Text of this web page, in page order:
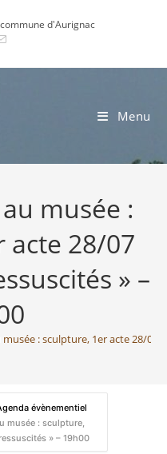
d'Aurignac
Menu
musée :
acte 28/07
» –
: sculpture, 1er acte 28/07
évènementiel
musée : sculpture,
» – 19h00